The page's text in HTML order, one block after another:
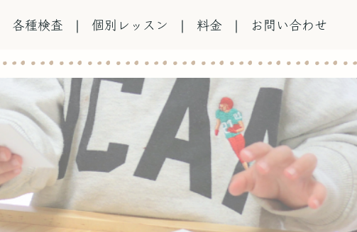
各種検査 個別レッスン 料金 お問い合わせ